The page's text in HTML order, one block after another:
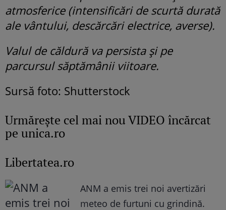
atmosferice (intensificări de scurtă durată
ale vântului, descărcări electrice, averse).
Valul de căldură va persista și pe
parcursul săptămânii viitoare.
Sursă foto: Shutterstock
Urmăreşte cel mai nou VIDEO încărcat
pe unica.ro
Libertatea.ro
ANM a emis trei noi avertizări
meteo de furtuni cu grindină.